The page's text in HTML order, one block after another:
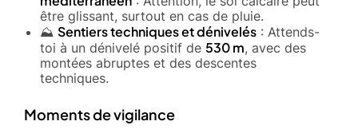
être glissant, surtout en cas de pluie.
⛰️ Sentiers techniques et dénivelés : Attends-
toi à un dénivelé positif de 530 m, avec des
montées abruptes et des descentes
techniques.
Moments de vigilance